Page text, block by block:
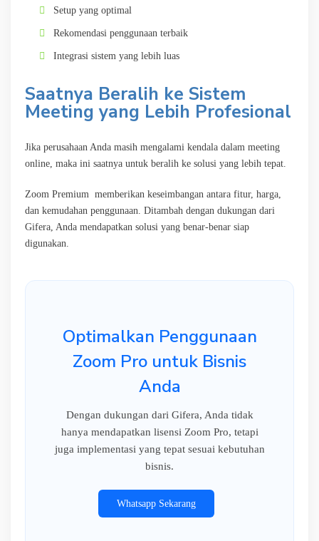
Setup yang optimal
Rekomendasi penggunaan terbaik
Integrasi sistem yang lebih luas
Saatnya Beralih ke Sistem
Meeting yang Lebih Profesional
Jika perusahaan Anda masih mengalami kendala dalam meeting
online, maka ini saatnya untuk beralih ke solusi yang lebih tepat.
Zoom Premium memberikan keseimbangan antara fitur, harga,
dan kemudahan penggunaan. Ditambah dengan dukungan dari
Gifera, Anda mendapatkan solusi yang benar-benar siap
digunakan.
Optimalkan Penggunaan
Zoom Pro untuk Bisnis
Anda
Dengan dukungan dari Gifera, Anda tidak
hanya mendapatkan lisensi Zoom Pro, tetapi
juga implementasi yang tepat sesuai kebutuhan
bisnis.
Whatsapp Sekarang